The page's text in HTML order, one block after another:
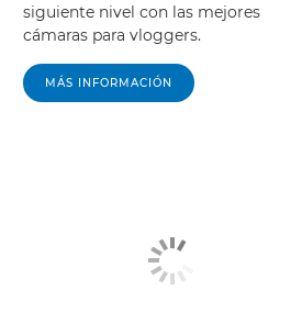
siguiente nivel con las mejores
cámaras para vloggers.
MÁS INFORMACIÓN